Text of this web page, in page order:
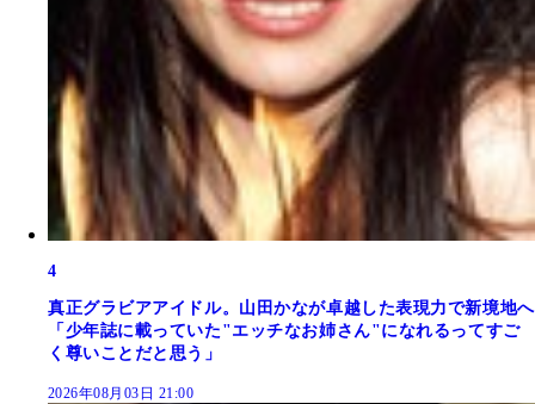
4
真正グラビアアイドル。山田かなが卓越した表現力で新境地へ
「少年誌に載っていた"エッチなお姉さん"になれるってすご
く尊いことだと思う」
2026年08月03日 21:00